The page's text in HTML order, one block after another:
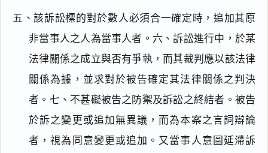
五、該訴訟標的對於數人必須合一確定時，追加其原
非當事人之人為當事人者。六、訴訟進行中，於某
法律關係之成立與否有爭執，而其裁判應以該法律
關係為據，並求對於被告確定其法律關係之判決
者。七、不甚礙被告之防禦及訴訟之終結者。被告
於訴之變更或追加無異議，而為本案之言詞辯論
者，視為同意變更或追加。又當事人意圖延滯訴